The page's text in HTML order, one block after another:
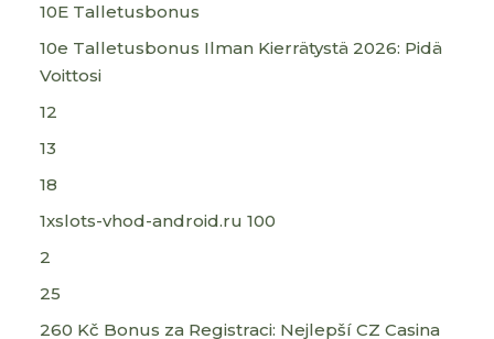
10E Talletusbonus
10e Talletusbonus Ilman Kierrätystä 2026: Pidä
Voittosi
12
13
18
1xslots-vhod-android.ru 100
2
25
260 Kč Bonus za Registraci: Nejlepší CZ Casina